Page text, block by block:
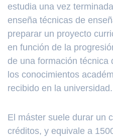
estudia una vez
enseña técnicas de
preparar un proyecto
en función de la
de una formación técnica
los conocimientos
recibido en la universidad.
El máster suele durar un
créditos, y equivale a